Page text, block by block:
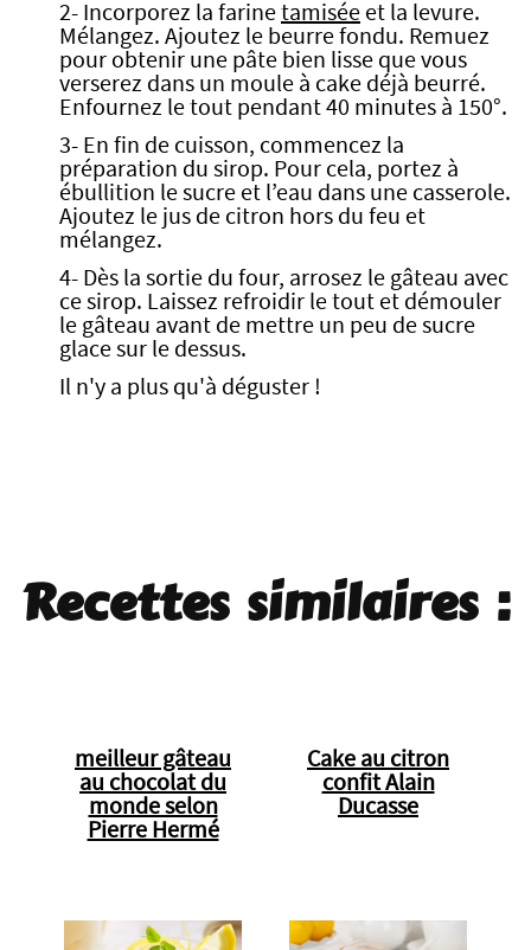
2- Incorporez la farine tamisée et la levure.
Mélangez. Ajoutez le beurre fondu. Remuez
pour obtenir une pâte bien lisse que vous
verserez dans un moule à cake déjà beurré.
Enfournez le tout pendant 40 minutes à 150°.
3- En fin de cuisson, commencez la
préparation du sirop. Pour cela, portez à
ébullition le sucre et l’eau dans une casserole.
Ajoutez le jus de citron hors du feu et
mélangez.
4- Dès la sortie du four, arrosez le gâteau avec
ce sirop. Laissez refroidir le tout et démouler
le gâteau avant de mettre un peu de sucre
glace sur le dessus.
Il n'y a plus qu'à déguster !
Recettes similaires :
meilleur gâteau
au chocolat du
monde selon
Pierre Hermé
Cake au citron
confit Alain
Ducasse